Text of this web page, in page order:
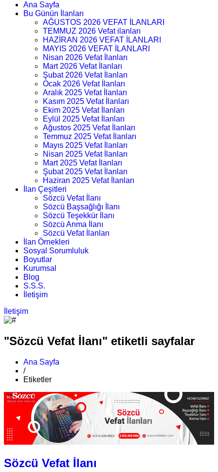
Ana Sayfa
Bu Günün İlanları
AĞUSTOS 2026 VEFAT İLANLARI
TEMMUZ 2026 Vefat ilanları
HAZİRAN 2026 VEFAT İLANLARI
MAYIS 2026 VEFAT İLANLARI
Nisan 2026 Vefat İlanları
Mart 2026 Vefat İlanları
Şubat 2026 Vefat İlanları
Ocak 2026 Vefat İlanları
Aralık 2025 Vefat İlanları
Kasım 2025 Vefat İlanları
Ekim 2025 Vefat İlanları
Eylül 2025 Vefat İlanları
Ağustos 2025 Vefat İlanları
Temmuz 2025 Vefat İlanları
Mayıs 2025 Vefat İlanları
Nisan 2025 Vefat İlanları
Mart 2025 Vefat İlanları
Şubat 2025 Vefat İlanları
Haziran 2025 Vefat İlanları
İlan Çeşitleri
Sözcü Vefat İlanı
Sözcü Başsağlığı İlanı
Sözcü Teşekkür İlanı
Sözcü Anma İlanı
Sözcü Vefat İlanları
İlan Örnekleri
Sosyal Sorumluluk
Boyutlar
Kurumsal
Blog
S.S.S.
İletişim
İletişim
"Sözcü Vefat İlanı" etiketli sayfalar
Ana Sayfa
/
Etiketler
Sözcü Vefat İlanı